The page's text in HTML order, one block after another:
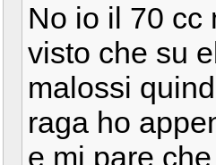
No io il 70 cc
visto che su
malossi
raga ho
e mi pare